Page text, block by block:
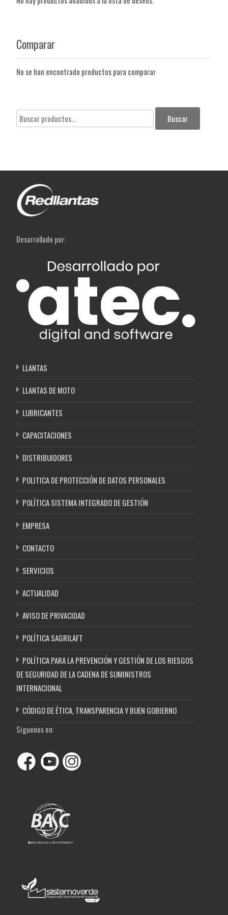
Comparar
No se han encontrado productos para comparar
Buscar
por:
Buscar
Desarrollado por:
LLANTAS
LLANTAS DE MOTO
LUBRICANTES
CAPACITACIONES
DISTRIBUIDORES
POLITICA DE PROTECCIÓN DE DATOS PERSONALES
POLÍTICA SISTEMA INTEGRADO DE GESTIÓN
EMPRESA
CONTACTO
SERVICIOS
ACTUALIDAD
AVISO DE PRIVACIDAD
POLÍTICA SAGRILAFT
POLÍTICA PARA LA PREVENCIÓN Y GESTIÓN DE LOS RIESGOS
DE SEGURIDAD DE LA CADENA DE SUMINISTROS
INTERNACIONAL
CÓDIGO DE ÉTICA, TRANSPARENCIA Y BUEN GOBIERNO
Siguenos en: